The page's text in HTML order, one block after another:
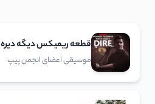
قطعه ریمیکس دیگه دیره
موسیقی اعضای انجمن پیپ